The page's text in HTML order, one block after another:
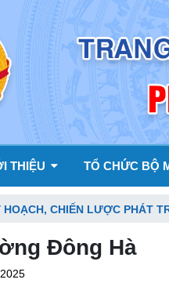
THIỆU TỔ CHỨC BỘ
HOẠCH, CHIẾN LƯỢC PHÁT
Đông Hà